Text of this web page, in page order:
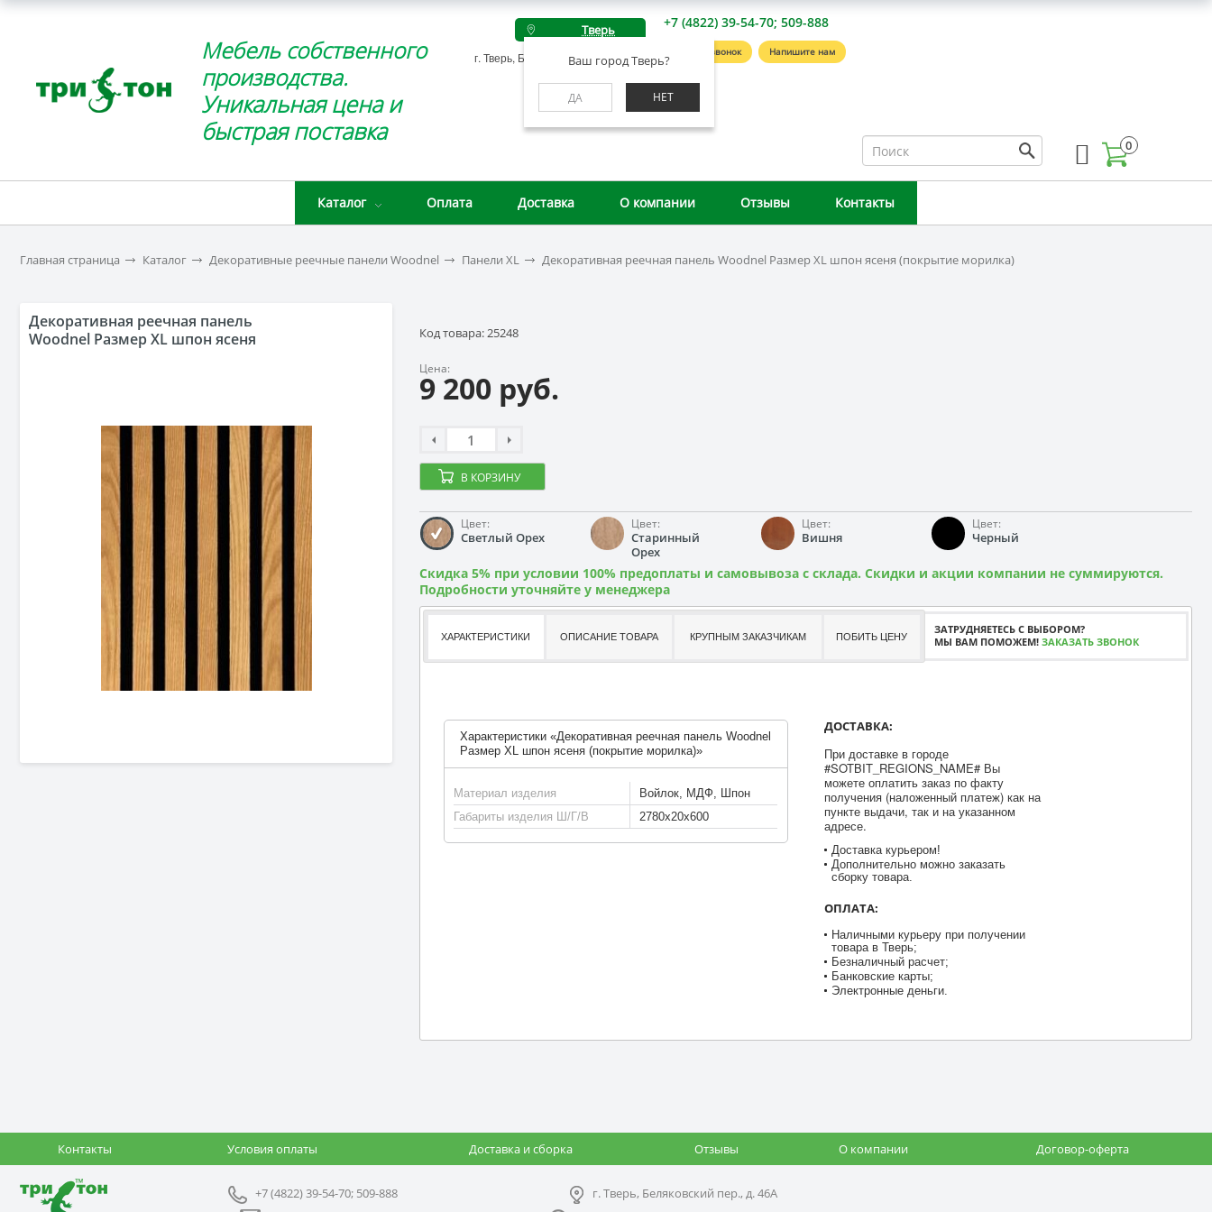
Мебель собственного
производства.
Уникальная цена и
быстрая поставка
Тверь
Ваш город Тверь?
ДА НЕТ
г. Тверь, Беляковский пер., д. 46А
+7 (4822) 39-54-70; 509-888
Заказать звонок Напишите нам
0
Каталог Оплата Доставка О компании Отзывы Контакты
Главная страница Каталог Декоративные реечные панели Woodnel Панели XL Декоративная реечная панель Woodnel Размер XL шпон ясеня (покрытие морилка)
Декоративная реечная панель
Woodnel Размер XL шпон ясеня
Код товара: 25248
Цена:
9 200 руб.
В КОРЗИНУ
Цвет:
Светлый Орех
Цвет:
Старинный
Орех
Цвет:
Вишня
Цвет:
Черный
Скидка 5% при условии 100% предоплаты и самовывоза с склада. Скидки и акции компании не суммируются.
Подробности уточняйте у менеджера
ХАРАКТЕРИСТИКИ ОПИСАНИЕ ТОВАРА КРУПНЫМ ЗАКАЗЧИКАМ ПОБИТЬ ЦЕНУ
ЗАТРУДНЯЕТЕСЬ С ВЫБОРОМ?
МЫ ВАМ ПОМОЖЕМ! ЗАКАЗАТЬ ЗВОНОК
Характеристики «Декоративная реечная панель Woodnel
Размер XL шпон ясеня (покрытие морилка)»
Материал изделия
Войлок, МДФ, Шпон
Габариты изделия Ш/Г/В
2780x20x600
ДОСТАВКА:
При доставке в городе
#SOTBIT_REGIONS_NAME# Вы
можете оплатить заказ по факту
получения (наложенный платеж) как на
пункте выдачи, так и на указанном
адресе.
Доставка курьером!
Дополнительно можно заказать
сборку товара.
ОПЛАТА:
Наличными курьеру при получении
товара в Тверь;
Безналичный расчет;
Банковские карты;
Электронные деньги.
Контакты Условия оплаты Доставка и сборка Отзывы О компании Договор-оферта
+7 (4822) 39-54-70; 509-888
г. Тверь, Беляковский пер., д. 46А